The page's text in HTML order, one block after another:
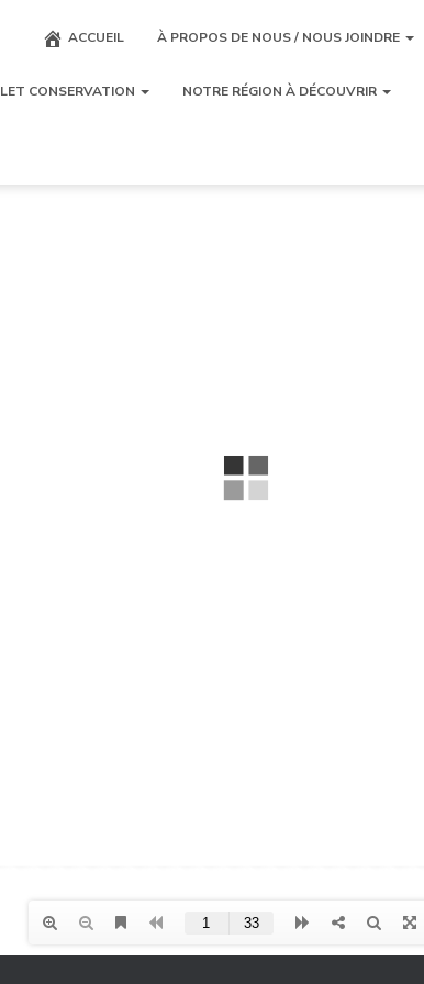
ACCUEIL À PROPOS DE NOUS / NOUS JOINDRE
CONSERVATION NOTRE RÉGION À DÉCOUVRIR